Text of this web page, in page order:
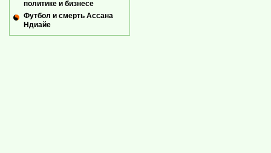
политике и бизнесе
Футбол и смерть Ассана
Ндиайе